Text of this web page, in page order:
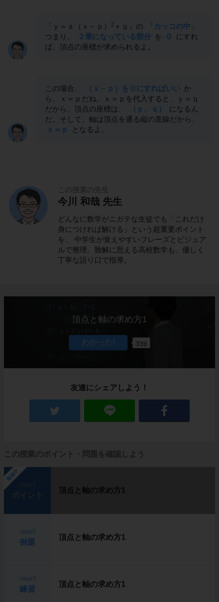
「ｙ＝ａ（ｘ－ｐ） 2 ＋ｑ」の
「カッコの中」
つまり、
２乗になっている部分 を ０
にすれ
ば、頂点の座標が求められるよ。
この場合、 （ｘ－ｐ）を０にすればいい か
ら、ｘ＝ｐだね。ｘ＝ｐを代入すると、ｙ＝ｑ
だから、頂点の座標は、
（ｐ、ｑ）
になるん
だ。そして、軸は頂点を通る縦の直線だから、
ｘ＝ｐ
となるよ。
この授業の先生
今川 和哉 先生
どんなに数学がニガテな生徒でも「これだけ
身につければ解ける」という超重要ポイント
を、 中学生が覚えやすいフレーズとビジュア
ルで整理。難解に思える高校数学も、優しく
丁寧な語り口で指導。
頂点と軸の求め方1
339
友達にシェアしよう！
この授業のポイント・問題を確認しよう
勉強中
頂点と軸の求め方1
例題
頂点と軸の求め方1
練習
頂点と軸の求め方1